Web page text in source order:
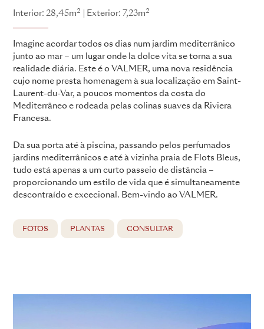
Interior: 28,45m2 Exterior: 7,23m2
Imagine acordar todos os dias num jardim mediterrânico
junto ao mar – um lugar onde la dolce vita se torna a sua
realidade diária. Este é o VALMER, uma nova residência
cujo nome presta homenagem à sua localização em Saint-
Laurent-du-Var, a poucos momentos da costa do
Mediterrâneo e rodeada pelas colinas suaves da Riviera
Francesa.
Da sua porta até à piscina, passando pelos perfumados
jardins mediterrânicos e até à vizinha praia de Flots Bleus,
tudo está apenas a um curto passeio de distância –
proporcionando um estilo de vida que é simultaneamente
descontraído e excecional. Bem-vindo ao VALMER.
FOTOS PLANTAS CONSULTAR